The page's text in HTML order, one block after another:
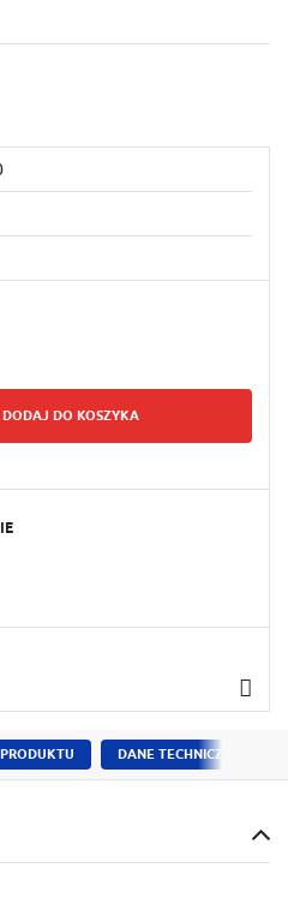
DODAJ DO KOSZYKA
DANE TECHNICZNE